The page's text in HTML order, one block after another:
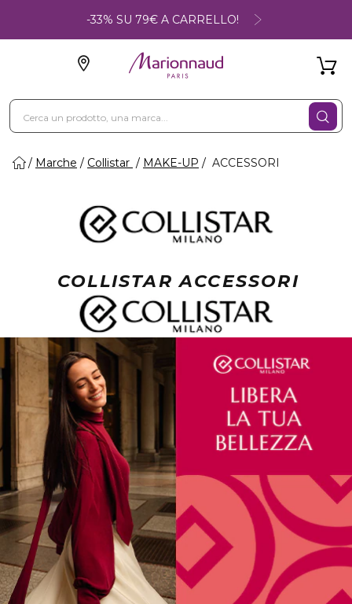
-33% SU 79€ A CARRELLO!
Marche Collistar MAKE-UP ACCESSORI
COLLISTAR ACCESSORI